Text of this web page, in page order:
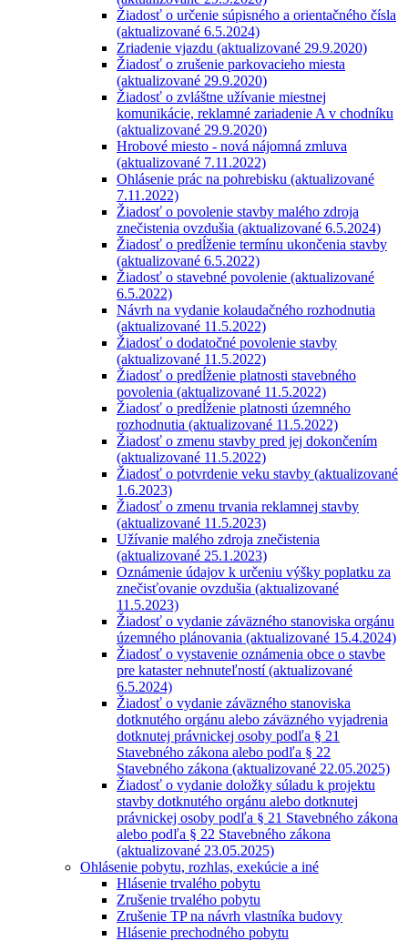
Žiadosť o určenie súpisného a orientačného čísla
(aktualizované 6.5.2024)
Zriadenie vjazdu (aktualizované 29.9.2020)
Žiadosť o zrušenie parkovacieho miesta
(aktualizované 29.9.2020)
Žiadosť o zvláštne užívanie miestnej
komunikácie, reklamné zariadenie A v chodníku
(aktualizované 29.9.2020)
Hrobové miesto - nová nájomná zmluva
(aktualizované 7.11.2022)
Ohlásenie prác na pohrebisku (aktualizované
7.11.2022)
Žiadosť o povolenie stavby malého zdroja
znečistenia ovzdušia (aktualizované 6.5.2024)
Žiadosť o predĺženie termínu ukončenia stavby
(aktualizované 6.5.2022)
Žiadosť o stavebné povolenie (aktualizované
6.5.2022)
Návrh na vydanie kolaudačného rozhodnutia
(aktualizované 11.5.2022)
Žiadosť o dodatočné povolenie stavby
(aktualizované 11.5.2022)
Žiadosť o predĺženie platnosti stavebného
povolenia (aktualizované 11.5.2022)
Žiadosť o predĺženie platnosti územného
rozhodnutia (aktualizované 11.5.2022)
Žiadosť o zmenu stavby pred jej dokončením
(aktualizované 11.5.2022)
Žiadosť o potvrdenie veku stavby (aktualizované
1.6.2023)
Žiadosť o zmenu trvania reklamnej stavby
(aktualizované 11.5.2023)
Užívanie malého zdroja znečistenia
(aktualizované 25.1.2023)
Oznámenie údajov k určeniu výšky poplatku za
znečisťovanie ovzdušia (aktualizované
11.5.2023)
Žiadosť o vydanie záväzného stanoviska orgánu
územného plánovania (aktualizované 15.4.2024)
Žiadosť o vystavenie oznámenia obce o stavbe
pre kataster nehnuteľností (aktualizované
6.5.2024)
Žiadosť o vydanie záväzného stanoviska
dotknutého orgánu alebo záväzného vyjadrenia
dotknutej právnickej osoby podľa § 21
Stavebného zákona alebo podľa § 22
Stavebného zákona (aktualizované 22.05.2025)
Žiadosť o vydanie doložky súladu k projektu
stavby dotknutého orgánu alebo dotknutej
právnickej osoby podľa § 21 Stavebného zákona
alebo podľa § 22 Stavebného zákona
(aktualizované 23.05.2025)
Ohlásenie pobytu, rozhlas, exekúcie a iné
Hlásenie trvalého pobytu
Zrušenie trvalého pobytu
Zrušenie TP na návrh vlastníka budovy
Hlásenie prechodného pobytu